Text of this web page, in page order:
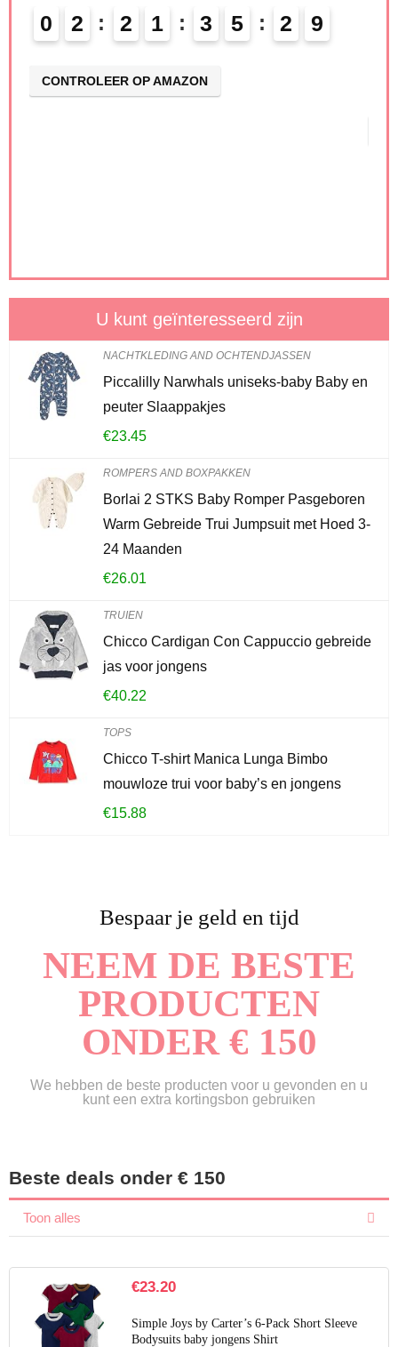
0 2 2 1 3 5 2
8
CONTROLEER OP AMAZON
U kunt geïnteresseerd zijn
NACHTKLEDING AND OCHTENDJASSEN
Piccalilly Narwhals uniseks-baby Baby en
peuter Slaappakjes
€23.45
ROMPERS AND BOXPAKKEN
Borlai 2 STKS Baby Romper Pasgeboren
Warm Gebreide Trui Jumpsuit met Hoed 3-
24 Maanden
€26.01
TRUIEN
Chicco Cardigan Con Cappuccio gebreide
jas voor jongens
€40.22
TOPS
Chicco T-shirt Manica Lunga Bimbo
mouwloze trui voor baby’s en jongens
€15.88
Bespaar je geld en tijd
NEEM DE BESTE
PRODUCTEN
ONDER € 150
We hebben de beste producten voor u gevonden en u
kunt een extra kortingsbon gebruiken
Beste deals onder € 150
Toon alles
€23.20
Simple Joys by Carter’s 6-Pack Short Sleeve
Bodysuits baby jongens Shirt